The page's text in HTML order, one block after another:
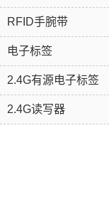
RFID手腕带
电子标签
2.4G有源电子标签
2.4G读写器